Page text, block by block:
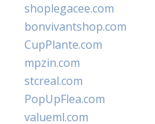
shoplegacee.com
bonvivantshop.com
CupPlante.com
mpzin.com
stcreal.com
PopUpFlea.com
valueml.com